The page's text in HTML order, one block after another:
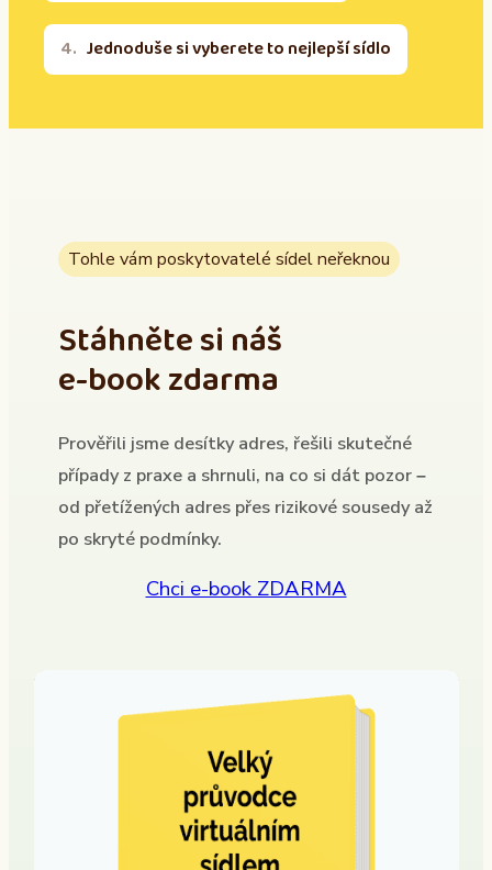
Jednoduše si vyberete to nejlepší sídlo
Tohle vám poskytovatelé sídel neřeknou
Stáhněte si náš
e-book zdarma
Prověřili jsme desítky adres, řešili skutečné
případy z praxe a shrnuli, na co si dát pozor –
od přetížených adres přes rizikové sousedy až
po skryté podmínky.
Chci e-book ZDARMA